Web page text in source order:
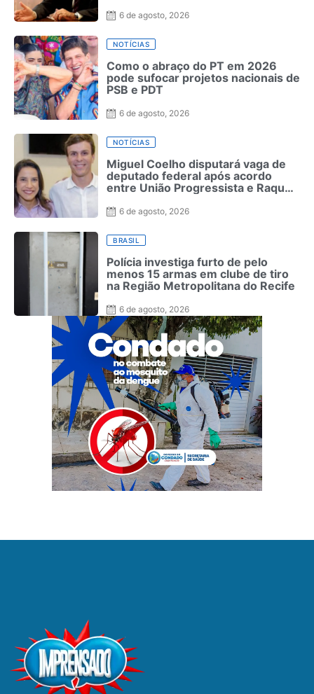
6 de agosto, 2026
NOTÍCIAS
Como o abraço do PT em 2026
pode sufocar projetos nacionais de
PSB e PDT
6 de agosto, 2026
NOTÍCIAS
Miguel Coelho disputará vaga de
deputado federal após acordo
entre União Progressista e Raquel
6 de agosto, 2026
BRASIL
Polícia investiga furto de pelo
menos 15 armas em clube de tiro
na Região Metropolitana do Recife
6 de agosto, 2026